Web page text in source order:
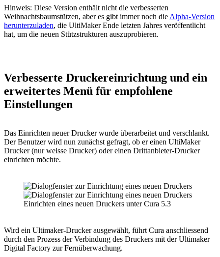
Hinweis: Diese Version enthält nicht die verbesserten
Weihnachtsbaumstützen, aber es gibt immer noch die Alpha-Version
herunterzuladen, die UltiMaker Ende letzten Jahres veröffentlicht
hat, um die neuen Stützstrukturen auszuprobieren.
Verbesserte Druckereinrichtung und ein
erweitertes Menü für empfohlene
Einstellungen
Das Einrichten neuer Drucker wurde überarbeitet und verschlankt.
Der Benutzer wird nun zunächst gefragt, ob er einen UltiMaker
Drucker (nur weisse Drucker) oder einen Drittanbieter-Drucker
einrichten möchte.
Einrichten eines neuen Druckers unter Cura 5.3
Wird ein Ultimaker-Drucker ausgewählt, führt Cura anschliessend
durch den Prozess der Verbindung des Druckers mit der Ultimaker
Digital Factory zur Fernüberwachung.